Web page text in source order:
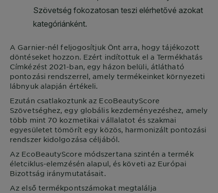
A Garnier-nél feljogosítjuk Önt arra, hogy tájékozott
döntéseket hozzon. Ezért indítottuk el a Termékhatás
Címkézést 2021-ban, egy házon belüli, átlátható
pontozási rendszerrel, amely termékeinket környezeti
lábnyuk alapján értékeli.
Ezután csatlakoztunk az EcoBeautyScore
Szövetséghez, egy globális kezdeményezéshez, amely
több mint 70 kozmetikai vállalatot és szakmai
egyesületet tömörít egy közös, harmonizált pontozási
rendszer kidolgozása céljából.
Az EcoBeautyScore módszertana szintén a termék
életciklus-elemzésén alapul, és követi az Európai
Bizottság iránymutatásait.
Az első termékpontszámokat megtalálja